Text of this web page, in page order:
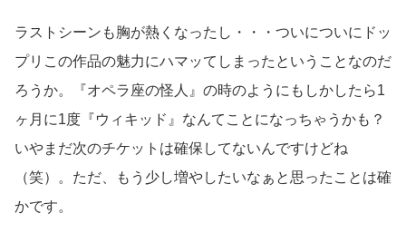
ラストシーンも胸が熱くなったし・・・ついについにドッ
プリこの作品の魅力にハマッてしまったということなのだ
ろうか。『オペラ座の怪人』の時のようにもしかしたら1
ヶ月に1度『ウィキッド』なんてことになっちゃうかも？
いやまだ次のチケットは確保してないんですけどね
（笑）。ただ、もう少し増やしたいなぁと思ったことは確
かです。